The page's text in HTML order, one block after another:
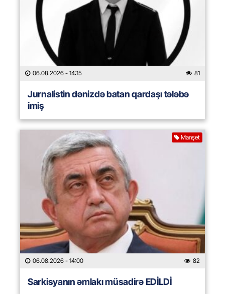
06.08.2026 - 14:15 81
Jurnalistin dənizdə batan qardaşı tələbə
imiş
Manşet
06.08.2026 - 14:00 82
Sarkisyanın əmlakı müsadirə EDİLDİ